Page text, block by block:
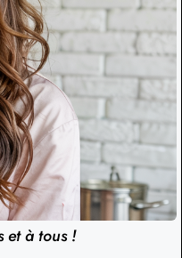
et à tous !